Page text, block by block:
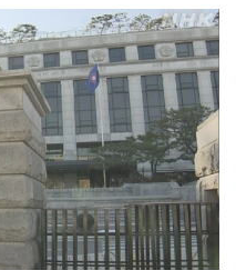
Ô tô - Xe máy
Ô tô
Xe máy
Tư vấn